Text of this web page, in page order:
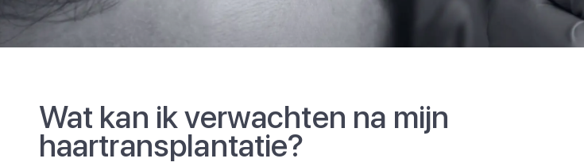
Wat kan ik verwachten na mijn
haartransplantatie?